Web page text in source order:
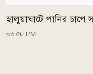
হালুয়াঘাটে পানির চাপে
০৩:৫৮ PM